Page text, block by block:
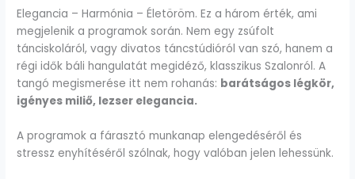
Elegancia – Harmónia – Életöröm. Ez a három érték, ami
megjelenik a programok során. Nem egy zsúfolt
tánciskoláról, vagy divatos táncstúdióról van szó, hanem a
régi idők báli hangulatát megidéző, klasszikus Szalonról. A
tangó megismerése itt nem rohanás: barátságos légkör,
igényes miliő, lezser elegancia.
A programok a fárasztó munkanap elengedéséről és
stressz enyhítéséről szólnak, hogy valóban jelen lehessünk.